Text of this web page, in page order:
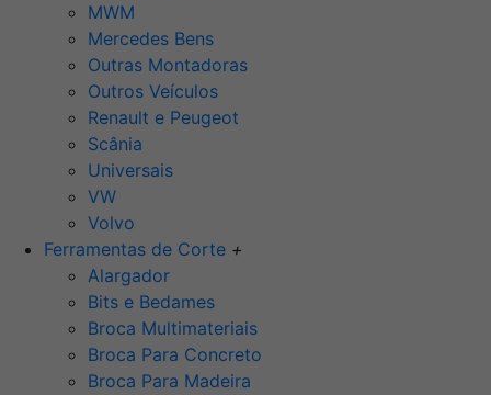
MWM
Mercedes Bens
Outras Montadoras
Outros Veículos
Renault e Peugeot
Scânia
Universais
VW
Volvo
Ferramentas de Corte +
Alargador
Bits e Bedames
Broca Multimateriais
Broca Para Concreto
Broca Para Madeira